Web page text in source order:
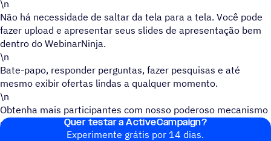
\n
Não há necessidade de saltar da tela para a tela. Você pode
fazer upload e apresentar seus slides de apresentação bem
dentro do WebinarNinja.
\n
Bate-papo, responder perguntas, fazer pesquisas e até
mesmo exibir ofertas lindas a qualquer momento.
\n
Obtenha mais participantes com nosso poderoso mecanismo
de busca de webinars- O Webinar Finder.
Quer testar a ActiveCampaign?
Experimente grátis por 14 dias.